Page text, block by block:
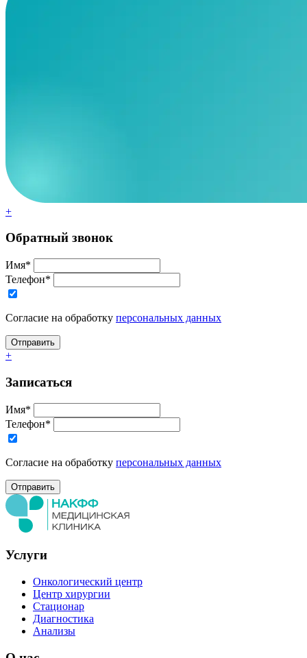
+
Обратный звонок
Имя*
Телефон*
Согласие на обработку персональных данных
+
Записаться
Имя*
Телефон*
Согласие на обработку персональных данных
Услуги
Онкологический центр
Центр хирургии
Стационар
Диагностика
Анализы